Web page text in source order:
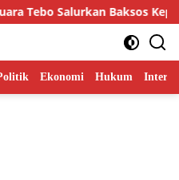
Tebo Salurkan Baksos
Ekonomi Hukum